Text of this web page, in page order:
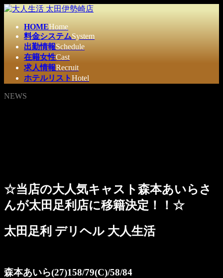
コ
ッ
ナ
移
HOMEHome
料金システムSystem
出勤情報Schedule
在籍女性Cast
求人情報Recruit
ホテルリストHotel
NEWS
☆当店の大人気キャスト森本あいらさ
んが太田足利店に移籍決定！！☆
太田足利 デリヘル 大人生活
森本あいら(27)158/79(C)/58/84